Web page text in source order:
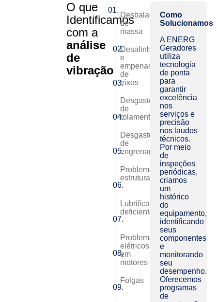
O que
Identificamos
com a
análise
de
vibração
01.
02.
03.
04.
05.
06.
07.
08.
09.
Desbalanceamento
de
massa
Desalinhamento
e
empenamento
de
eixos
Desgaste
de
rolamentos
Desgaste
de
engrenagens
Problemas
estruturais
Lubrificação
deficiente
Problemas
elétricos
em
motores
Folgas
Como
Solucionamos
A ENERG
Geradores
utiliza
tecnologia
de ponta
para
garantir
excelência
nos
serviços e
precisão
nos laudos
técnicos.
Por meio
de
inspeções
periódicas,
criamos
um
histórico
do
equipamento,
identificando
seus
componentes
e
monitorando
seu
desempenho.
Oferecemos
programas
de